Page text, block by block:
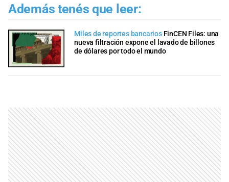
Además tenés que leer:
Miles de reportes bancarios FinCEN Files: una
nueva filtración expone el lavado de billones
de dólares por todo el mundo